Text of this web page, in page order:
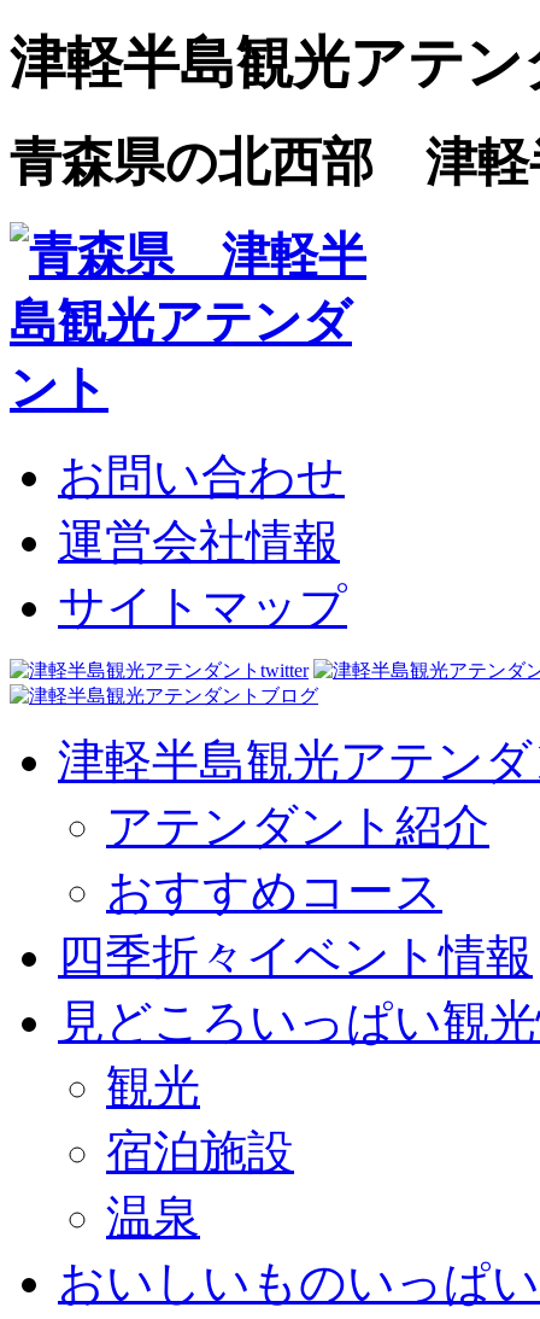
津軽半島観光アテ
青森県の北西部 津軽
お問い合わせ
運営会社情報
サイトマップ
津軽半島観光アテン
アテンダント紹介
おすすめコース
四季折々イベント情報
見どころいっぱい観
観光
宿泊施設
温泉
おいしいものいっぱ